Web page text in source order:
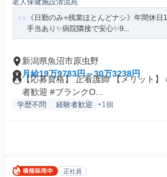
老人保健施設清流苑
《日勤のみ⭐残業ほとんどナシ》年間休
手当あり✨病院隣接で安心✨9...
新潟県魚沼市原虫野
月給19万9783円～30万3238円
【応募資格】 正看護師 【メリット
者歓迎 #ブランクO...
学歴不問 経験者歓迎 +1個
正社員